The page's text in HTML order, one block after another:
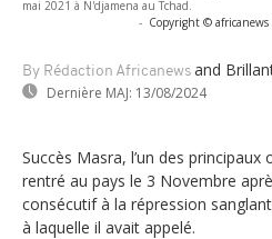
mai 2021 à N'djamena au Tchad.
- Copyright © africanews
By Rédaction Africanews and
Dernière MAJ: 13/08/2024
Succès Masra, l’un des
rentré au pays le 3 Novembre
consécutif à la répression
à laquelle il avait appelé.